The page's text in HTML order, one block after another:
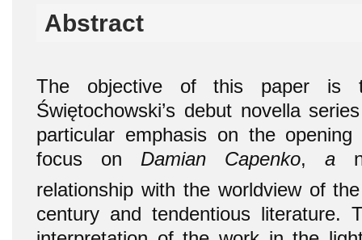
Abstract
The objective of this paper is
Świętochowski’s debut novella
particular emphasis on the
focus on Damian Capenko, a
relationship with the worldview of
century and tendentious literature.